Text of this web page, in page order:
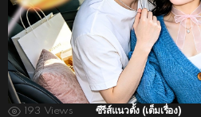
193 Views ซีรีส์แนวตั้ง (เต็มเรื่อง)